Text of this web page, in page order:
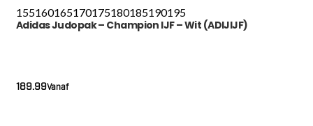
155160165170175180185190195
Adidas Judopak – Champion IJF – Wit (ADIJIJF)
Vanaf
189.99